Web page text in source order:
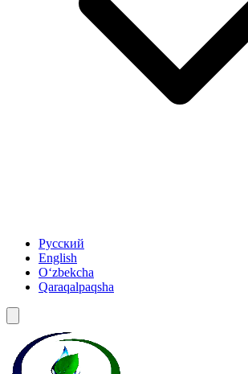
Русский
English
Oʻzbekcha
Qaraqalpaqsha